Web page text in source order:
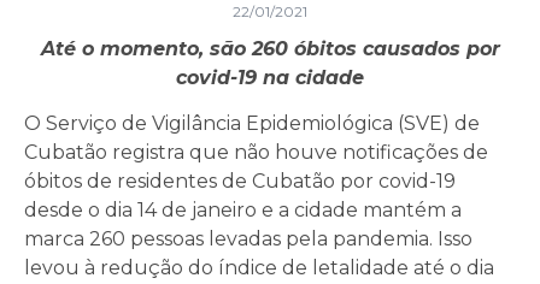
22/01/2021
Até o momento, são 260 óbitos causados por
covid-19 na cidade
O Serviço de Vigilância Epidemiológica (SVE) de
Cubatão registra que não houve notificações de
óbitos de residentes de Cubatão por covid-19
desde o dia 14 de janeiro e a cidade mantém a
marca 260 pessoas levadas pela pandemia. Isso
levou à redução do índice de letalidade até o dia